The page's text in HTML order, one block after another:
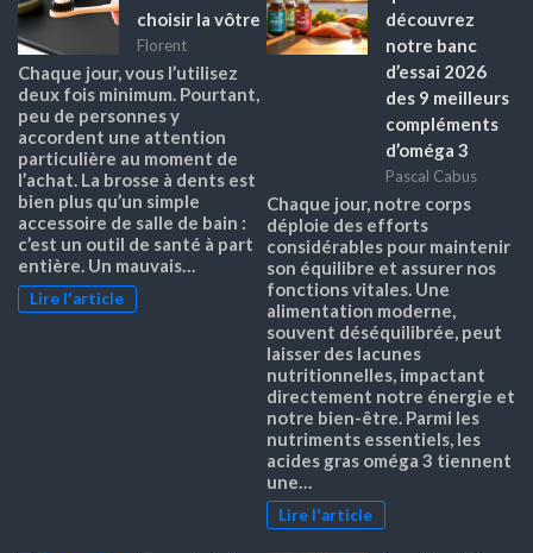
choisir la vôtre
Florent
Chaque jour, vous l’utilisez
deux fois minimum. Pourtant,
peu de personnes y
accordent une attention
particulière au moment de
l’achat. La brosse à dents est
bien plus qu’un simple
accessoire de salle de bain :
c’est un outil de santé à part
entière. Un mauvais…
Lire l'article
découvrez
notre banc
d’essai 2026
des 9 meilleurs
compléments
d’oméga 3
Pascal Cabus
Chaque jour, notre corps
déploie des efforts
considérables pour maintenir
son équilibre et assurer nos
fonctions vitales. Une
alimentation moderne,
souvent déséquilibrée, peut
laisser des lacunes
nutritionnelles, impactant
directement notre énergie et
notre bien-être. Parmi les
nutriments essentiels, les
acides gras oméga 3 tiennent
une…
Lire l'article